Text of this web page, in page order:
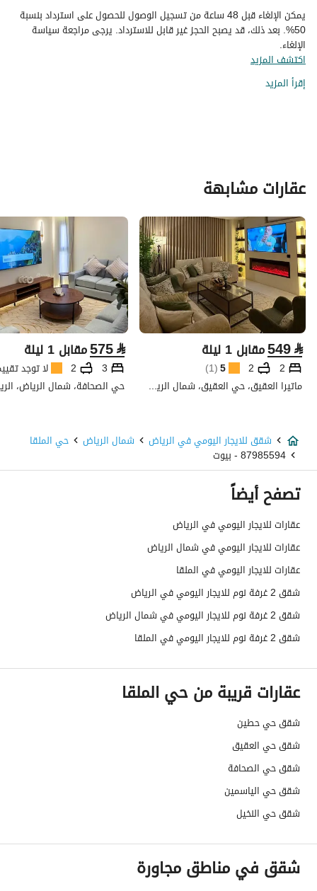
يمكن الإلغاء قبل 48 ساعة من تسجيل الوصول للحصول على استرداد بنسبة
50%. بعد ذلك، قد يصبح الحجز غير قابل للاسترداد. يرجى مراجعة سياسة
الإلغاء.
اكتشف المزيد
إقرأ المزيد
عقارات مشابهة
⃁
549مقابل 1 ليلة
2
2
5
(
1
)
ماتيرا العقيق، حي العقيق، شمال الرياض، الرياض
⃁
575مقابل 1 ليلة
3
2
لا توجد
حي الصحافة، شمال الرياض،
شقق للايجار اليومي في الرياض شمال الرياض حي الملقا
87985594 - بيوت
تصفح أيضاً
عقارات للايجار اليومي في الرياض
عقارات للايجار اليومي في شمال الرياض
عقارات للايجار اليومي في الملقا
شقق 2 غرفة نوم للايجار اليومي في الرياض
شقق 2 غرفة نوم للايجار اليومي في شمال الرياض
شقق 2 غرفة نوم للايجار اليومي في الملقا
عقارات قريبة من حي الملقا
شقق حي حطين
شقق حي العقيق
شقق حي الصحافة
شقق حي الياسمين
شقق حي النخيل
شقق في مناطق مجاورة